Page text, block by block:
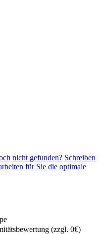
nicht gefunden? Schreiben
für Sie die optimale
(zzgl. 0€)